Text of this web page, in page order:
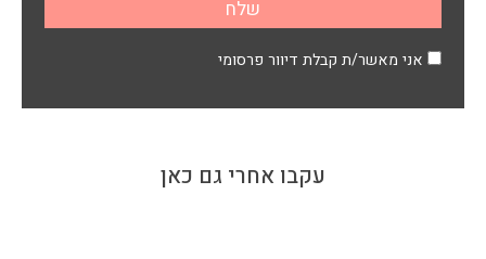
אני מאשר/ת קבלת דיוור פרסומי
עקבו אחרי גם כאן